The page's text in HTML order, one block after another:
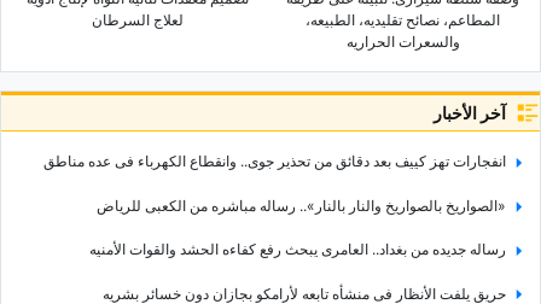
المطاعم، نصائح تقلیدیه، الطبیعه،
والسعرات الحراریه
لعلاج السرطان
آخر الأخبار
انفجارات تهز کییف بعد دقائق من تحذیر جوی.. وانقطاع الکهرباء فی عده مناطق
«الصواریخ بالصواریخ والنار بالنار».. رساله مباشره من الکعبی للریاض
رساله جدیده من بغداد.. العامری یبحث رفع کفاءه الحشد والقوات الأمنیه
حریق یلفت الأنظار فی منشأه تابعه لأرامکو بجازان دون خسائر بشریه